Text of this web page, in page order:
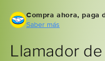
una
ventana
Compra ahora, paga
Saber más
Llamador